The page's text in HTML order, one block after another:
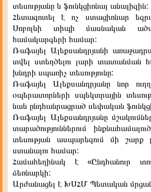
տեսությանը և ֆունկցիոնալ անալիզին:
Հետազոտել է ոչ ստացիոնար
Սոբոլևի տիպի մասնական
համակարգերի համար:
Ռաֆայել Ալեքսանդրյանի
տվել ստեղծելու լարի տատանման
խնդրի սպառիչ տեսությունը:
Ռաֆայել Ալեքսանդրյանը նոր
օպերատորների սպեկտրային
նաև ընդհանրացրած սեփական
Ռաֆայել Ալեքսանդրյանը
տարածություններում
տեսության ասպարեզում մի շարք
ստանալու համար:
Համահեղինակ է «Ընդհանուր
ձեռնարկի:
Արժանացել է ԽՍՀՄ Պետական